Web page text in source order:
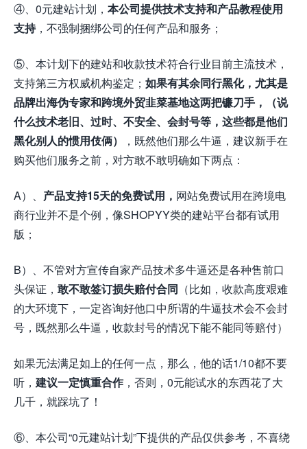
④、0元建站计划， 本公司提供技术支持和产品教程使用
支持，不强制捆绑公司的任何产品和服务；
⑤、本计划下的建站和收款技术符合行业目前主流技术，
支持第三方权威机构鉴定； 如果有其余同行黑化，尤其是
品牌出海伪专家和跨境外贸韭菜基地这两把镰刀手，
（说
什么技术老旧、过时、不安全、会封号等，这些都是他们
黑化别人的惯用伎俩）
，既然他们那么牛逼，建议新手在
购买他们服务之前，对方敢不敢明确如下两点：
A）、 产品支持15天的免费试用， 网站免费试用在跨境电
商行业并不是个例，像SHOPYY类的建站平台都有试用
版；
B）、不管对方宣传自家产品技术多牛逼还是各种售前口
头保证， 敢不敢签订损失赔付合同 （比如，收款高度艰难
的大环境下，一定咨询好他口中所谓的牛逼技术会不会封
号，既然那么牛逼，收款封号的情况下能不能同等赔付）
如果无法满足如上的任何一点，那么，他的话1/10都不要
听， 建议一定慎重合作，否则，0元能试水的东西花了大
几千，就踩坑了！
⑥、本公司“0元建站计划”下提供的产品仅供参考，不喜绕